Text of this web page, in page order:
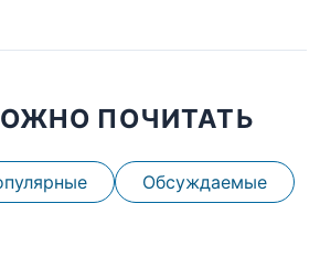
ПОЧИТАТЬ
Обсуждаемые